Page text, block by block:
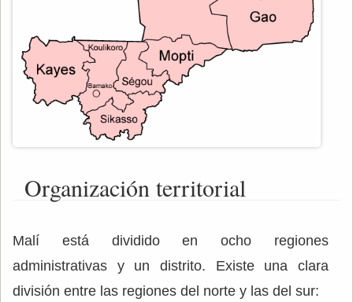
Organización territorial
Malí está dividido en ocho regiones
administrativas y un distrito. Existe una clara
división entre las regiones del norte y las del sur: